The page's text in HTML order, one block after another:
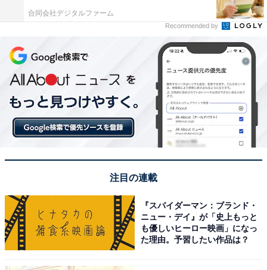
スイッチひとつ（長押し）で開閉するリトラクタブルハードトップ。約13
秒で終了し、走行時でも10km/h以下なら開閉可能
約13秒という世界最短クラスのルーフの開閉だが、単に
速さだけを追求したのではないという。最後にリヤルー
フが閉まる瞬間は、仕立てのいい和箪笥が最後の最後に
ゆっくりと自重でスッと閉まるような優雅な動きになっ
ている。なお、10km/h以下なら走行しながら開閉が可能
なので急な雨でも安心だ。
合同会社デジタルファーム
Recommended by
注目の連載
『スパイダーマン：ブランド・
ニュー・デイ』が「史上もっと
も優しいヒーロー映画」になっ
た理由。予習したい作品は？